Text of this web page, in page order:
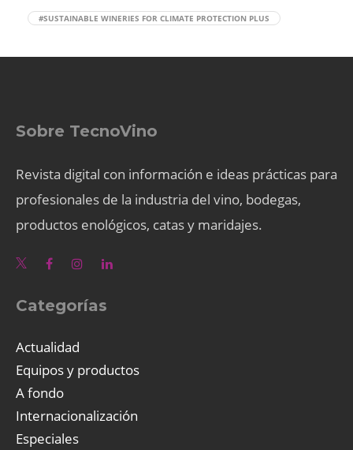
#SUSTAINABLE WINERIES FOR CLIMATE PROTECTION PLUS
Sobre TecnoVino
Revista digital con información e ideas prácticas para
profesionales de la industria del vino, bodegas,
productos enológicos, catas y maridajes.
Categorías
Actualidad
Equipos y productos
A fondo
Internacionalización
Especiales